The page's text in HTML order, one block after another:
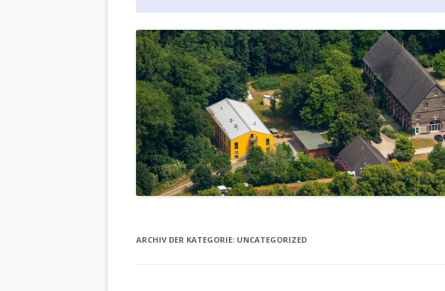
DIE ÖKOLOGIESTATION – FAST
900 JAHRE VORGESCHICHTE
ARCHIV DER KATEGORIE: UNCATEGORIZED